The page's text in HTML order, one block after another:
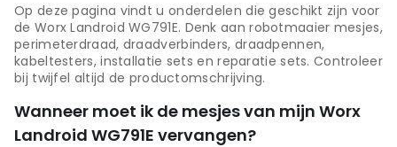
Op deze pagina vindt u onderdelen die geschikt zijn voor
de Worx Landroid WG791E. Denk aan robotmaaier mesjes,
perimeterdraad, draadverbinders, draadpennen,
kabeltesters, installatie sets en reparatie sets. Controleer
bij twijfel altijd de productomschrijving.
Wanneer moet ik de mesjes van mijn Worx
Landroid WG791E vervangen?